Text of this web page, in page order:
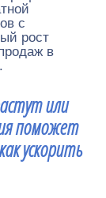
с
рост
в
или
поможет
ускорить